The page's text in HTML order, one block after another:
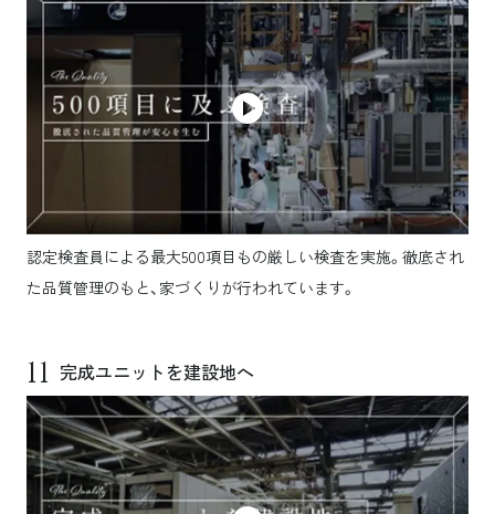
認定検査員による最大500項目もの厳しい検査を実施。徹底され
た品質管理のもと、家づくりが行われています。
11 完成ユニットを建設地へ